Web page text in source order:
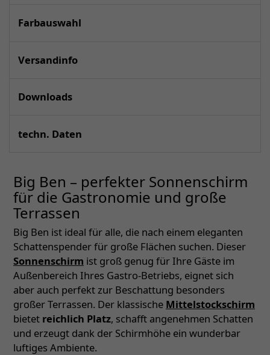
Farbauswahl
Versandinfo
Downloads
techn. Daten
Big Ben – perfekter Sonnenschirm
für die Gastronomie und große
Terrassen
Big Ben ist ideal für alle, die nach einem eleganten
Schattenspender für große Flächen suchen. Dieser
Sonnenschirm ist groß genug für Ihre Gäste im
Außenbereich Ihres Gastro-Betriebs, eignet sich
aber auch perfekt zur Beschattung besonders
großer Terrassen. Der klassische Mittelstockschirm
bietet reichlich Platz, schafft angenehmen Schatten
und erzeugt dank der Schirmhöhe ein wunderbar
luftiges Ambiente.